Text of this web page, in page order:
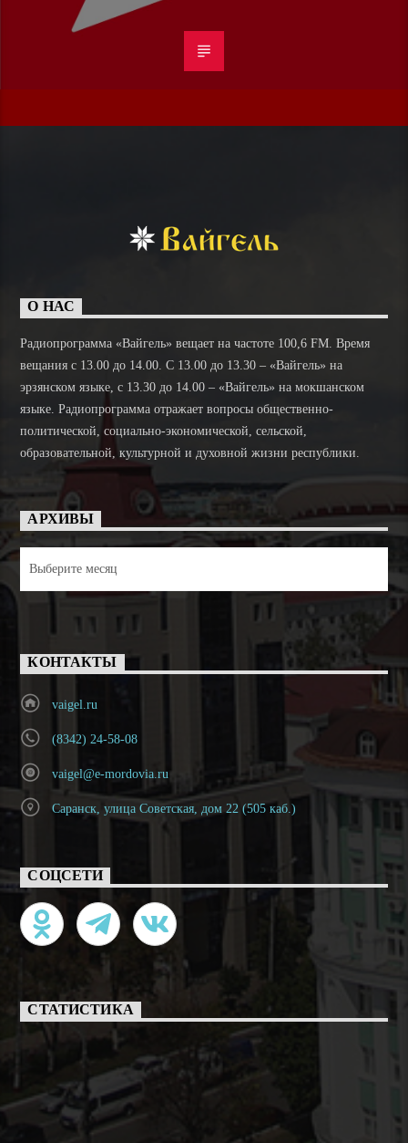
О НАС
Радиопрограмма «Вайгель» вещает на частоте 100,6 FM. Время
вещания с 13.00 до 14.00. C 13.00 до 13.30 – «Вайгель» на
эрзянском языке, с 13.30 до 14.00 – «Вайгель» на мокшанском
языке. Радиопрограмма отражает вопросы общественно-
политической, социально-экономической, сельской,
образовательной, культурной и духовной жизни республики.
АРХИВЫ
КОНТАКТЫ
vaigel.ru
(8342) 24-58-08
vaigel@e-mordovia.ru
Саранск, улица Советская, дом 22 (505 каб.)
СОЦСЕТИ
СТАТИСТИКА